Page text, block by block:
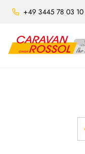
+49 3445 78 03 10